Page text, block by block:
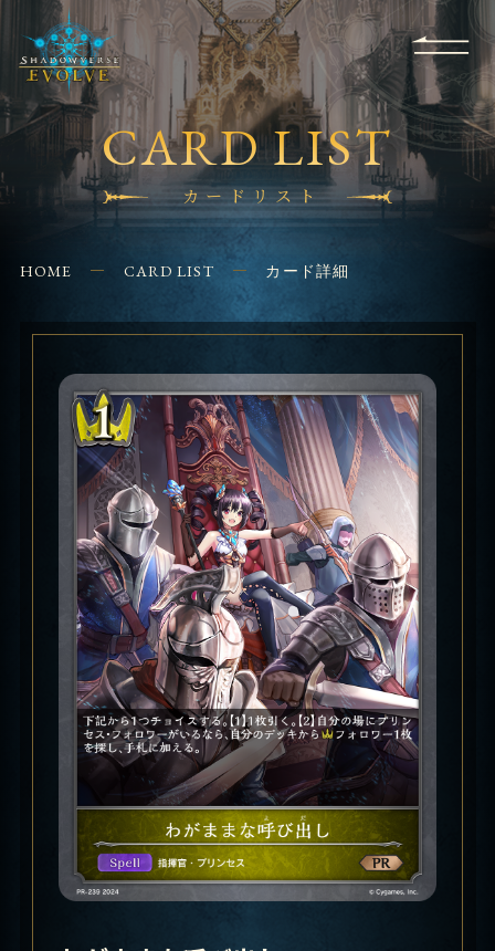
Q&A
EVENT SHOPS
FOR
BEGINNERS
APPLICATION
CONTACT
CARD LIST
カードリスト
HOME CARD LIST カード詳細